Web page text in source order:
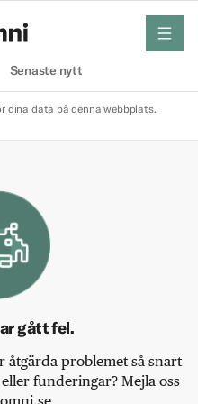
Senaste nytt
meny
dina data på denna webbplats.
gått fel.
problemet så snart
funderingar? Mejla oss